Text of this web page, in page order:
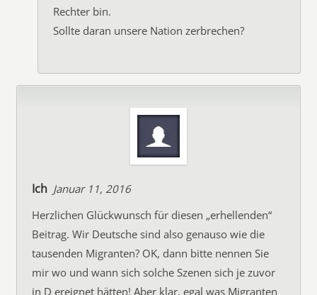
Rechter bin.
Sollte daran unsere Nation zerbrechen?
Ich Januar 11, 2016
Herzlichen Glückwunsch für diesen „erhellenden“
Beitrag. Wir Deutsche sind also genauso wie die
tausenden Migranten? OK, dann bitte nennen Sie
mir wo und wann sich solche Szenen sich je zuvor
in D ereignet hätten! Aber klar, egal was Migranten